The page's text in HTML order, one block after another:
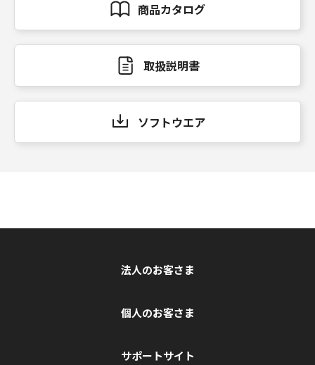
商品カタログ
取扱説明書
ソフトウエア
法人のお客さま
個人のお客さま
サポートサイト